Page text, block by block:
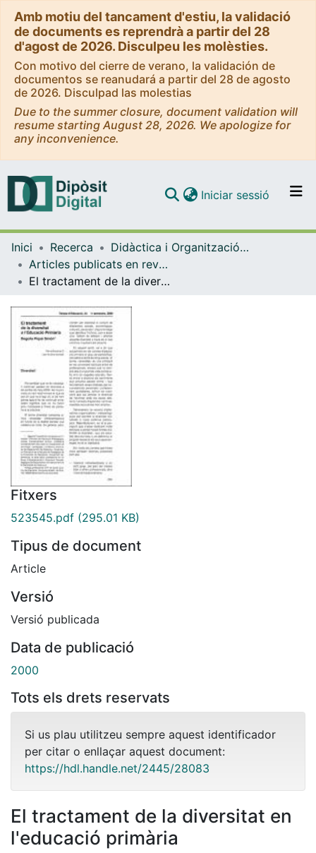
Amb motiu del tancament d'estiu, la validació
de documents es reprendrà a partir del 28
d'agost de 2026. Disculpeu les molèsties.
Con motivo del cierre de verano, la validación de
documentos se reanudará a partir del 28 de agosto
de 2026. Disculpad las molestias
Due to the summer closure, document validation will
resume starting August 28, 2026. We apologize for
any inconvenience.
Navega per tot el DD
Iniciar sessió (current)
Inici Recerca
Didàctica i Organització Educativa
Articles publicats en revistes (Didàctica i Organització Educativa)
El tractament de la diversitat en l'educació primària
Fitxers
523545.pdf (295.01 KB)
Tipus de document
Article
Versió
Versió publicada
Data de publicació
2000
Tots els drets reservats
Si us plau utilitzeu sempre aquest identificador
per citar o enllaçar aquest document:
https://hdl.handle.net/2445/28083
El tractament de la diversitat en
l'educació primària